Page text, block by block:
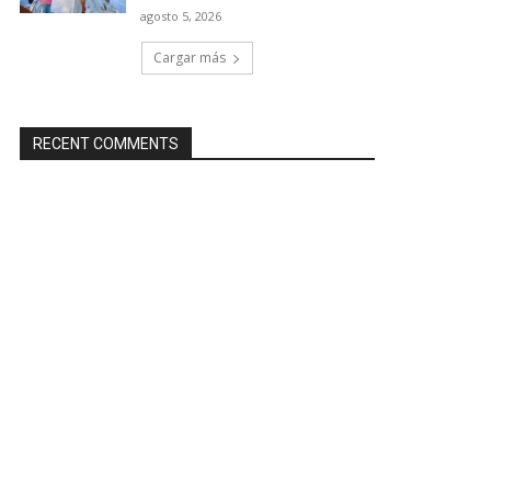
agosto 5, 2026
Cargar más
RECENT COMMENTS